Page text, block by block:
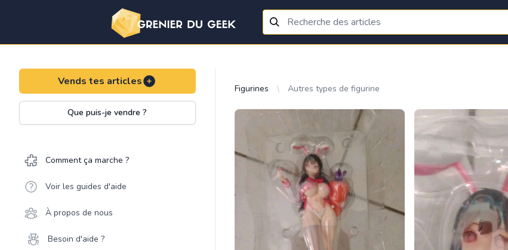
Vends tes articles
Que puis-je vendre ?
Comment ça marche ?
Voir les guides d'aide
À propos de nous
Besoin d'aide ?
Figurines Autres types de figurine